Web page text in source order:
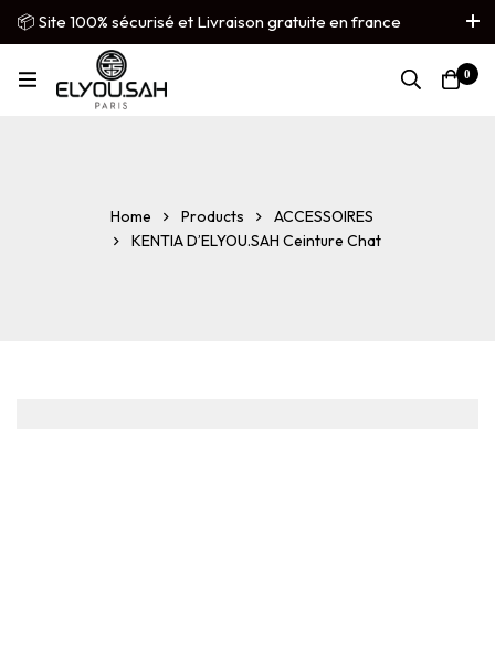
📦 Site 100% sécurisé et Livraison gratuite en france
métropolitaine
French ▼
0
Home Products
ACCESSOIRES
KENTIA D’ELYOU.SAH Ceinture Chat